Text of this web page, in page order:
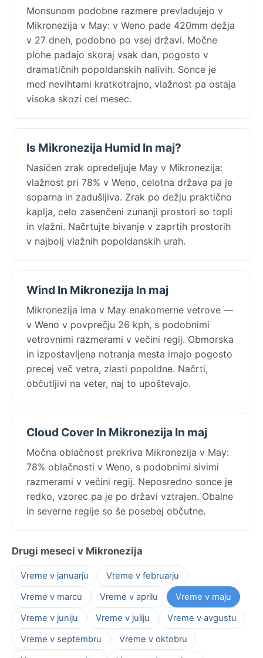
Monsunom podobne razmere prevladujejo v
Mikronezija v May: v Weno pade 420mm dežja
v 27 dneh, podobno po vsej državi. Močne
plohe padajo skoraj vsak dan, pogosto v
dramatičnih popoldanskih nalivih. Sonce je
med nevihtami kratkotrajno, vlažnost pa ostaja
visoka skozi cel mesec.
Is Mikronezija Humid In maj?
Nasičen zrak opredeljuje May v Mikronezija:
vlažnost pri 78% v Weno, celotna država pa je
soparna in zadušljiva. Zrak po dežju praktično
kaplja, celo zasenčeni zunanji prostori so topli
in vlažni. Načrtujte bivanje v zaprtih prostorih
v najbolj vlažnih popoldanskih urah.
Wind In Mikronezija In maj
Mikronezija ima v May enakomerne vetrove —
v Weno v povprečju 26 kph, s podobnimi
vetrovnimi razmerami v večini regij. Obmorska
in izpostavljena notranja mesta imajo pogosto
precej več vetra, zlasti popoldne. Načrti,
občutljivi na veter, naj to upoštevajo.
Cloud Cover In Mikronezija In maj
Močna oblačnost prekriva Mikronezija v May:
78% oblačnosti v Weno, s podobnimi sivimi
razmerami v večini regij. Neposredno sonce je
redko, vzorec pa je po državi vztrajen. Obalne
in severne regije so še posebej občutne.
Drugi meseci v Mikronezija
Vreme v januarju
Vreme v februarju
Vreme v marcu
Vreme v aprilu
Vreme v maju
Vreme v juniju
Vreme v juliju
Vreme v avgustu
Vreme v septembru
Vreme v oktobru